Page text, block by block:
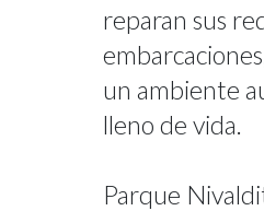
reparan sus
un ambiente
lleno de vida.
Parque